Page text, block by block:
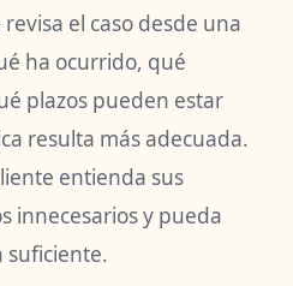
el caso desde una
ha ocurrido, qué
plazos pueden estar
resulta más adecuada.
entienda sus
innecesarios y pueda
suficiente.